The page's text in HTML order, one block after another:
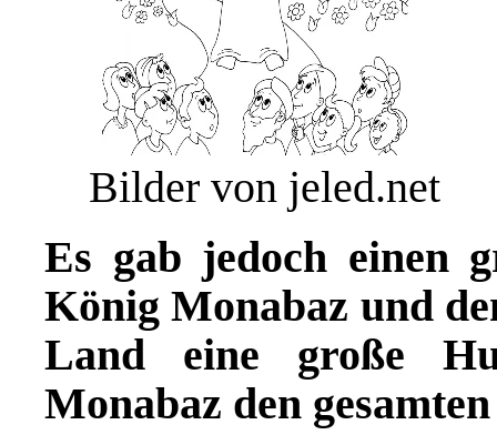
Bilder von jeled.net
Es gab jedoch einen
König Monabaz und
Land eine große
Monabaz den